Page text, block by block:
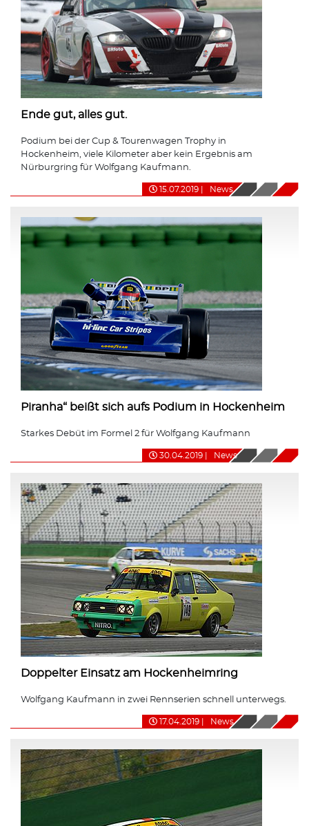
Ende gut, alles gut.
Podium bei der Cup & Tourenwagen Trophy in
Hockenheim, viele Kilometer aber kein Ergebnis am
Nürburgring für Wolfgang Kaufmann.
15.07.2019 News
Piranha“ beißt sich aufs Podium in Hockenheim
Starkes Debüt im Formel 2 für Wolfgang Kaufmann
30.04.2019 News
Doppelter Einsatz am Hockenheimring
Wolfgang Kaufmann in zwei Rennserien schnell unterwegs.
17.04.2019 News